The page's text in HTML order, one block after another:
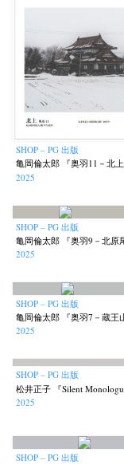
SHOP – PG 出版
亀岡倫太郎 『奥羽11－北上
2025
SHOP – PG 出版
亀岡倫太郎 『奥羽9－北原
2025
SHOP – PG 出版
亀岡倫太郎 『奥羽7－蔵王
2025
SHOP – PG 出版
松井正子 『Silent
2025
SHOP – PG 出版